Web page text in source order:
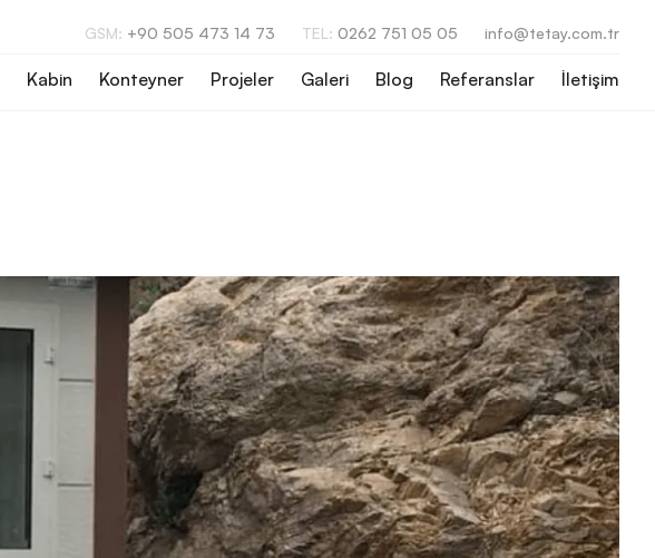
GSM: +90 505 473 14 73 TEL: 0262 751 05 05 info@tetay.com.tr
Kabin Konteyner Projeler Galeri Blog Referanslar İletişim